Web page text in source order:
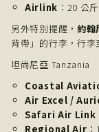
Airlink ：20 公
另外特別提醒， 約翰
背帶」的行李，行李
坦尚尼亞 Tanzania
Coastal
Air Excel /
Safari Air Link
Regional Air